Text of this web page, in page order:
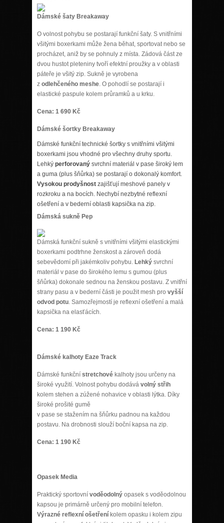
Dámské šaty Breakaway
O volnost pohybu se postarají funkční šaty. S vnitřními
všitými boxerkami může žena běhat, sportovat nebo se
procházet, aniž by se pohnuly z místa. Zádová část ze
dvou hustot pleteniny tvoří efektní proužky a v oblasti
páteře je všitý zip. Sukně je vyrobena
z odlehčeného meshe. O pohodlí se postarají i
elastické paspule kolem průramků a u krku.
Cena: 1 690 Kč
Dámské šortky Breakaway
Dámské funkční technické šortky s vnitřními všitými
boxerkami jsou vhodné pro všechny druhy sportu.
Lehký perforovaný svrchní materiál v pase široký lem
a guma (plus šňůrka) se postarají o dokonalý komfort.
Vysokou prodyšnost zajišťují meshové panely v
rozkroku a na bocích. Nechybí nezbytné reflexní
ošetření a v bederní oblasti kapsička na zip.
Dámská sukně Pep
Dámská funkční sukně s vnitřními všitými elastickými
boxerkami podtrhne ženskost a zároveň dodá
sebevědomí při jakémkoliv pohybu. Lehký svrchní
materiál v pase do širokého lemu s gumou (plus
šňůrka) dokonale sednou na ženskou postavu. Z vnitřní
strany pasu a v bederní části je použit mesh pro vyšší
odvod potu. Samozřejmostí je reflexní ošetření a malá
kapsička na elasťácích.
Cena: 1 190 Kč
Dámské kalhoty Eaze Track
Dámské funkční stretchové kalhoty jsou určeny na
široké využití. Volnost pohybu dodává volný střih
kolem stehen a zúžené nohavice v oblasti lýtka. Díky
široké prošité gumě
v pase se stažením na šňůrku padnou na každou
postavu. Na drobnosti slouží boční kapsa na zip.
Cena: 1 190 Kč
Opasek Media
Praktický sportovní voděodolný opasek s voděodolnou
kapsou je primárně určený pro mobilní telefon.
Výrazné reflexní ošetření kolem opasku i kolem zipu